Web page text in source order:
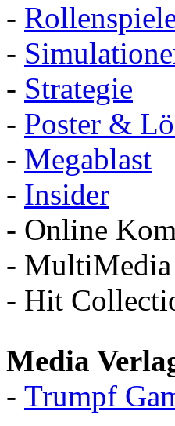
-
-
- Strategie
- Poster &
- Megablast
- Insider
- Online
- MultiMedia
- Hit
Media
- Trumpf